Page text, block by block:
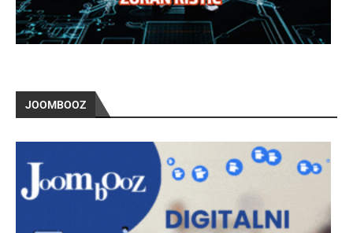
JOOMBOOZ